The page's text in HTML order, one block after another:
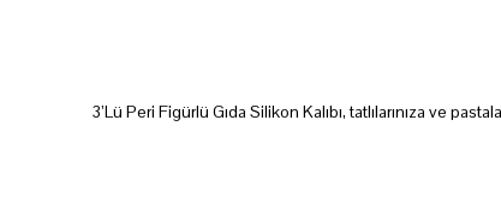
3’Lü Peri Figürlü Gıda Silikon Kalıbı, tatlılarınıza ve